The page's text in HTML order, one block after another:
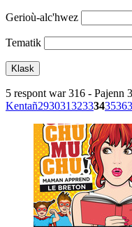
Gerioù-alc'hwez
Tematik
5 respont war 316 - Pajenn
Kentañ2930313233343536